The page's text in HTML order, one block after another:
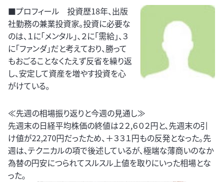
■プロフィール 投資歴18年、出版
社勤務の兼業投資家。投資に必要な
のは、１に「メンタル」、２に「需給」、３
に「ファンダ」だと考えており、勝って
もおごることなくたえず反省を繰り返
し、安定して資産を増やす投資を心
がけている。
≪先週の相場振り返りと今週の見通し≫
先週末の日経平均株価の終値は２２,６０２円と、先週末の引
け値が22,270円だったため、＋３３１円もの反発となった。先
週は、テクニカルの項で後述しているが、極端な薄商いのなか
為替の円安につられてスルスル上値を取りにいった相場とな
った。